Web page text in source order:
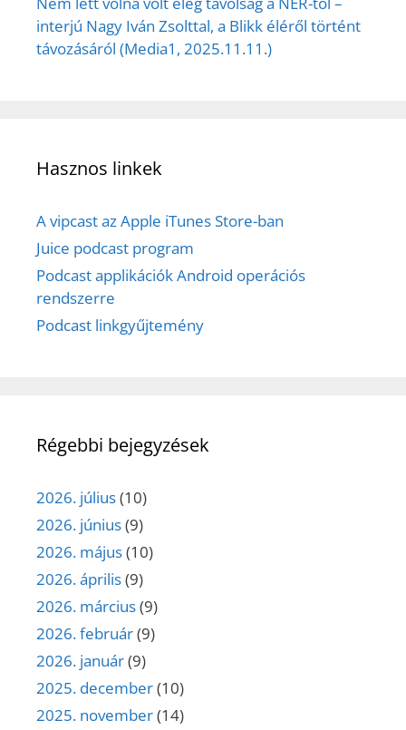
interjú Nagy Iván Zsolttal, a Blikk éléről történt
távozásáról (Media1, 2025.11.11.)
Hasznos linkek
A vipcast az Apple iTunes Store-ban
Juice podcast program
Podcast applikációk Android operációs
rendszerre
Podcast linkgyűjtemény
Régebbi bejegyzések
2026. július(10)
2026. június(9)
2026. május(10)
2026. április(9)
2026. március(9)
2026. február(9)
2026. január(9)
2025. december(10)
2025. november(14)